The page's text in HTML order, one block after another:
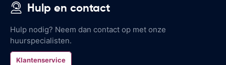
Hulp en contact
Hulp nodig? Neem dan contact op met onze
huurspecialisten.
Klantenservice